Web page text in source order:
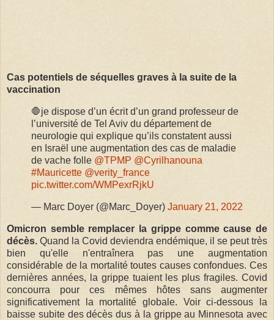
Cas potentiels de séquelles graves à la suite de la
vaccination
🛑je dispose d’un écrit d’un grand professeur de
l’université de Tel Aviv du département de
neurologie qui explique qu’ils constatent aussi
en Israël une augmentation des cas de maladie
de vache folle @TPMP @Cyrilhanouna
#Mauricette @verity_france
pic.twitter.com/WMPexrRjkU
— Marc Doyer (@Marc_Doyer) January 21, 2022
Omicron semble remplacer la grippe comme cause de
décès. Quand la Covid deviendra endémique, il se peut très
bien qu'elle n'entraînera pas une augmentation
considérable de la mortalité toutes causes confondues. Ces
dernières années, la grippe tuaient les plus fragiles. Covid
concourra pour ces mêmes hôtes sans augmenter
significativement la mortalité globale. Voir ci-dessous la
baisse subite des décès dus à la grippe au Minnesota avec